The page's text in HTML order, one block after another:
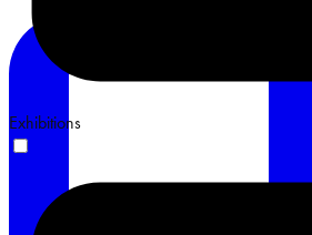
Exhibitions